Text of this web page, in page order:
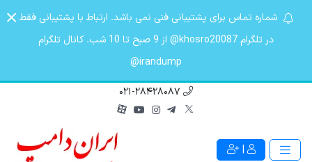
شماره تماس برای پشتیبانی فنی نمی باشد. ارتباط با پشتیبانی فقط
در تلگرام khosro20087@ از 9 صبح تا 10 شب. کانال تلگرام
irandump@
021-28428087
|